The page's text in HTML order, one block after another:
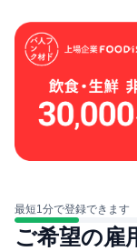
最短1分で登録できます
ご希望の雇